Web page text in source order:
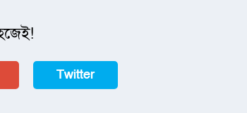
Twitter